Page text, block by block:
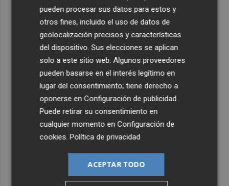
pueden procesar sus datos para estos y
otros fines, incluido el uso de datos de
geolocalización precisos y características
del dispositivo. Sus elecciones se aplican
solo a este sitio web. Algunos proveedores
pueden basarse en el interés legítimo en
lugar del consentimiento; tiene derecho a
oponerse enConfiguración de publicidad
Puede retirar su consentimiento en
cualquier momento enConfiguración de
cookies .Política de privacidad
ACEPTAR TODO